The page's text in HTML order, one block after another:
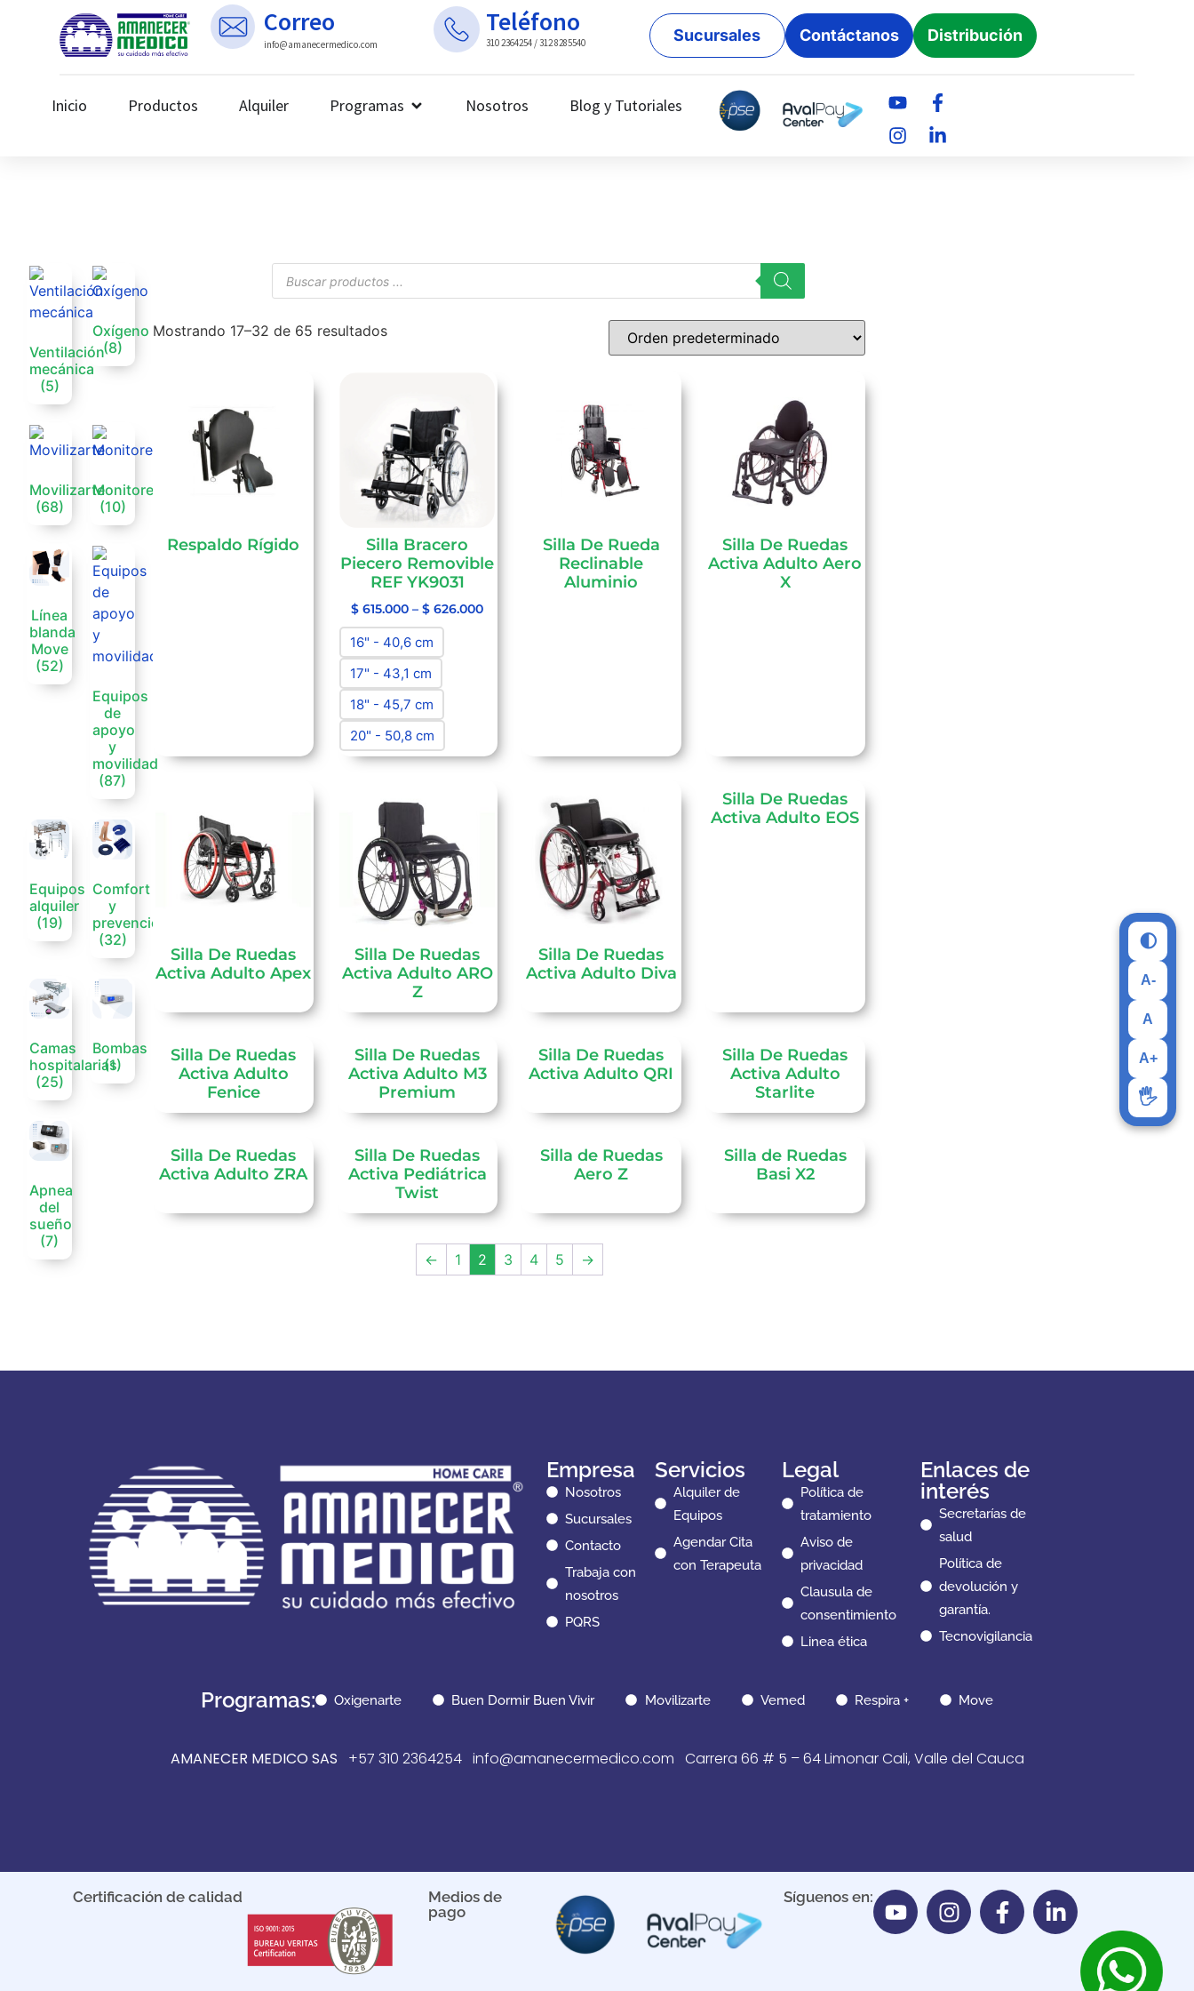
Correo
info@amanecermedico.com
Teléfono
310 2364254 / 312 8285540 Sucursales Contáctanos Distribución
Inicio Productos Alquiler Programas Nosotros Blog y Tutoriales
Ventilación
mecánica
(5)
Oxígeno
(8)
Movilizarte
(68)
Monitoreo
(10)
Línea
blanda
Move
(52)
Equipos
de
apoyo
y
movilidad
(87)
Equipos
alquiler
(19)
Comfort
y
prevención
(32)
Camas
hospitalarias
(25)
Bombas
(1)
Apnea
del
sueño
(7)
Mostrando 17–32 de 65 resultados
Respaldo Rígido
Silla Bracero
Piecero Removible
REF YK9031
$ 615.000 –$ 626.000
16" - 40,6 cm
17" - 43,1 cm
18" - 45,7 cm
20" - 50,8 cm
Silla De Rueda
Reclinable
Aluminio
Silla De Ruedas
Activa Adulto Aero
X
Silla De Ruedas
Activa Adulto Apex
Silla De Ruedas
Activa Adulto ARO
Z
Silla De Ruedas
Activa Adulto Diva
Silla De Ruedas
Activa Adulto EOS
Silla De Ruedas
Activa Adulto
Fenice
Silla De Ruedas
Activa Adulto M3
Premium
Silla De Ruedas
Activa Adulto QRI
Silla De Ruedas
Activa Adulto
Starlite
Silla De Ruedas
Activa Adulto ZRA
Silla De Ruedas
Activa Pediátrica
Twist
Silla de Ruedas
Aero Z
Silla de Ruedas
Basi X2
← 1 2 3 4 5 →
Empresa
Nosotros
Sucursales
Contacto
Trabaja con
nosotros
PQRS
Servicios
Alquiler de
Equipos
Agendar Cita
con Terapeuta
Legal
Política de
tratamiento
Aviso de
privacidad
Clausula de
consentimiento
Linea ética
Enlaces de
interés
Secretarías de
salud
Política de
devolución y
garantía.
Tecnovigilancia
Programas: Oxigenarte Buen Dormir Buen Vivir Movilizarte Vemed Respira + Move
AMANECER MEDICO SAS +57 310 2364254 info@amanecermedico.com Carrera 66 # 5 – 64 Limonar Cali, Valle del Cauca
Certificación de calidad
Medios de
pago
Síguenos en:
🌓
A-
A
A+
🖐️